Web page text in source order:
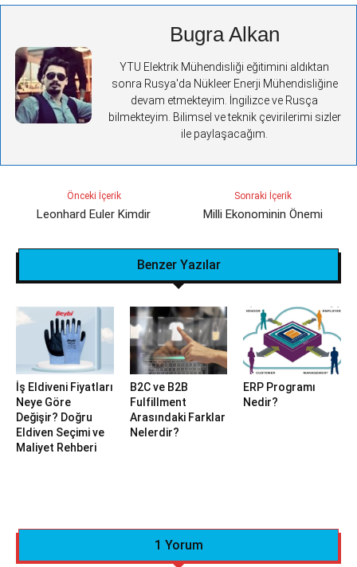
Bugra Alkan
YTU Elektrik Mühendisliği eğitimini aldıktan
sonra Rusya'da Nükleer Enerji Mühendisliğine
devam etmekteyim. İngilizce ve Rusça
bilmekteyim. Bilimsel ve teknik çevirilerimi sizler
ile paylaşacağım.
Önceki İçerik
Leonhard Euler Kimdir
Sonraki İçerik
Milli Ekonominin Önemi
Benzer Yazılar
İş Eldiveni Fiyatları
Neye Göre
Değişir? Doğru
Eldiven Seçimi ve
Maliyet Rehberi
B2C ve B2B
Fulfillment
Arasındaki Farklar
Nelerdir?
ERP Programı
Nedir?
1 Yorum